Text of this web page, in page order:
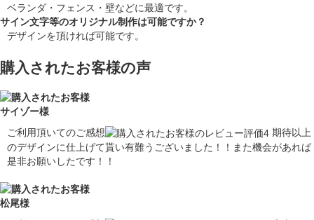
ベランダ・フェンス・壁などに最適です。
サイン文字等のオリジナル制作は可能ですか？
デザインを頂ければ可能です。
購入されたお客様の声
サイゾー様
ご利用頂いてのご感想
期待以上
のデザインに仕上げて貰い有難うございました！！また機会があれば
是非お願いしたです！！
松尾様